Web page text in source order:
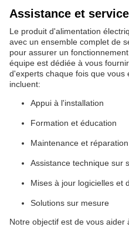
Assistance et
Le produit d'alimentation
avec un ensemble complet de
pour assurer un
équipe est dédiée à vous
d'experts chaque fois que vous
incluent:
Appui à l'installation
Formation et éducation
Maintenance et réparation
Assistance technique sur
Mises à jour logicielles et
Solutions sur mesure
Notre objectif est de vous